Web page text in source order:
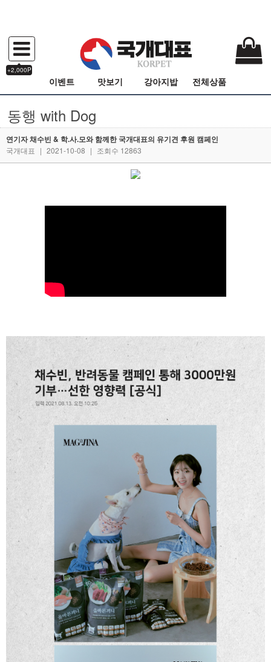
+2,000P
이벤트 맛보기 강아지밥 전체상품
동행 with Dog
연기자 채수빈 & 학.사.모와 함께한 국개대표의 유기견 후원 캠페인
국개대표 | 2021-10-08 | 조회수 12863